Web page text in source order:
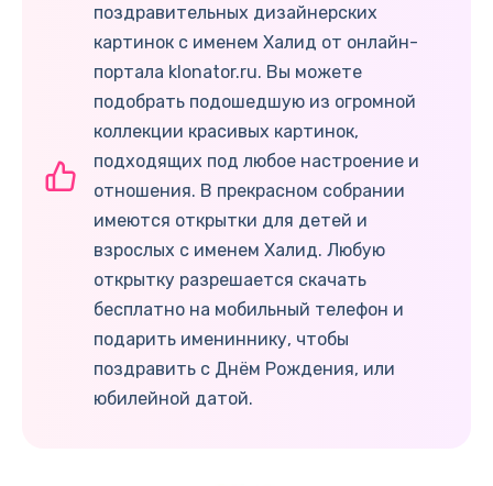
поздравительных дизайнерских
картинок с именем Халид от онлайн-
портала klonator.ru. Вы можете
подобрать подошедшую из огромной
коллекции красивых картинок,
подходящих под любое настроение и
отношения. В прекрасном собрании
имеются открытки для детей и
взрослых с именем Халид. Любую
открытку разрешается скачать
бесплатно на мобильный телефон и
подарить имениннику, чтобы
поздравить с Днём Рождения, или
юбилейной датой.